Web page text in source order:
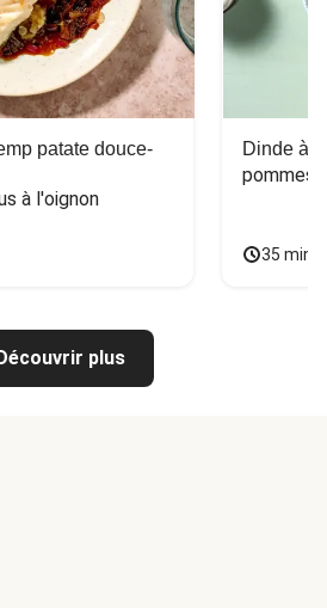
patate douce-
à l'oignon
Dinde à
pommes
35
plus